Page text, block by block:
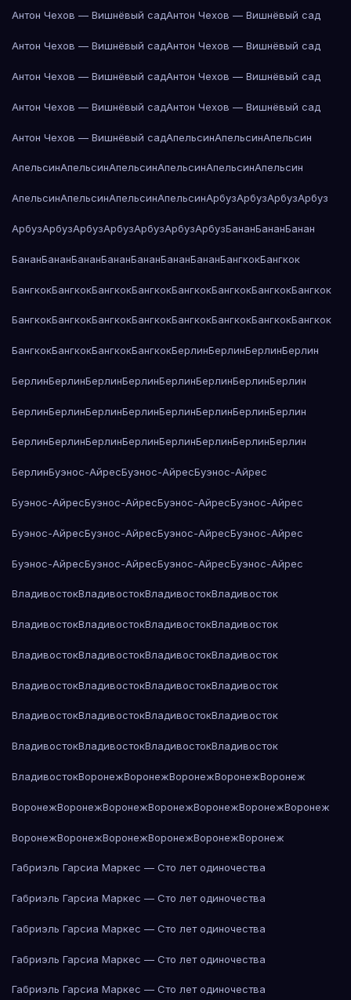
Антон Чехов — Вишнёвый садАнтон Чехов — Вишнёвый сад
Антон Чехов — Вишнёвый садАнтон Чехов — Вишнёвый сад
Антон Чехов — Вишнёвый садАнтон Чехов — Вишнёвый сад
Антон Чехов — Вишнёвый садАнтон Чехов — Вишнёвый сад
Антон Чехов — Вишнёвый садАпельсинАпельсинАпельсин
АпельсинАпельсинАпельсинАпельсинАпельсинАпельсин
АпельсинАпельсинАпельсинАпельсинАрбузАрбузАрбузАрбуз
АрбузАрбузАрбузАрбузАрбузАрбузАрбузБананБананБанан
БананБананБананБананБананБананБананБангкокБангкок
БангкокБангкокБангкокБангкокБангкокБангкокБангкокБангкок
БангкокБангкокБангкокБангкокБангкокБангкокБангкокБангкок
БангкокБангкокБангкокБангкокБерлинБерлинБерлинБерлин
БерлинБерлинБерлинБерлинБерлинБерлинБерлинБерлин
БерлинБерлинБерлинБерлинБерлинБерлинБерлинБерлин
БерлинБерлинБерлинБерлинБерлинБерлинБерлинБерлин
БерлинБуэнос-АйресБуэнос-АйресБуэнос-Айрес
Буэнос-АйресБуэнос-АйресБуэнос-АйресБуэнос-Айрес
Буэнос-АйресБуэнос-АйресБуэнос-АйресБуэнос-Айрес
Буэнос-АйресБуэнос-АйресБуэнос-АйресБуэнос-Айрес
ВладивостокВладивостокВладивостокВладивосток
ВладивостокВладивостокВладивостокВладивосток
ВладивостокВладивостокВладивостокВладивосток
ВладивостокВладивостокВладивостокВладивосток
ВладивостокВладивостокВладивостокВладивосток
ВладивостокВладивостокВладивостокВладивосток
ВладивостокВоронежВоронежВоронежВоронежВоронеж
ВоронежВоронежВоронежВоронежВоронежВоронежВоронеж
ВоронежВоронежВоронежВоронежВоронежВоронеж
Габриэль Гарсиа Маркес — Сто лет одиночества
Габриэль Гарсиа Маркес — Сто лет одиночества
Габриэль Гарсиа Маркес — Сто лет одиночества
Габриэль Гарсиа Маркес — Сто лет одиночества
Габриэль Гарсиа Маркес — Сто лет одиночества